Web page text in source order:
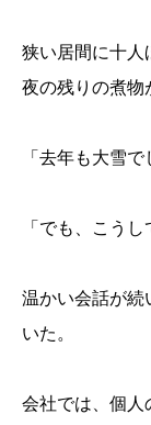
狭い居間に十人
夜の残りの煮物
「去年も大雪
「でも、こう
温かい会話が続
いた。
会社では、個人